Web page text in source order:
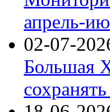
апрель-
02-07-
Большая